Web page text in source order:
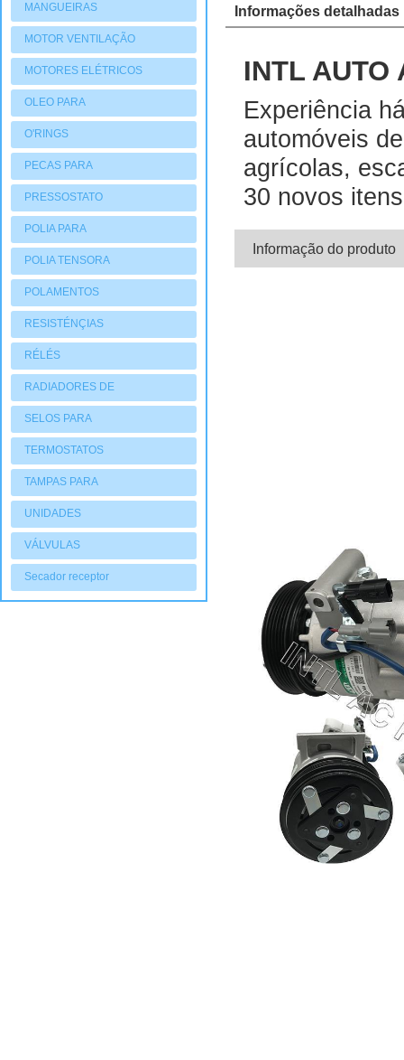
MANGUEIRAS
MOTOR VENTILAÇÃO
MOTORES ELÉTRICOS
OLEO PARA
COMPRESSORES
O'RINGS
PECAS PARA
COMPRESSORES
PRESSOSTATO
POLIA PARA
COMPRESSORES
POLIA TENSORA
POLAMENTOS
RESISTÉNÇIAS
RÉLÉS
RADIADORES DE
AQUECIMENTO
SELOS PARA
COMPRESSORES
TERMOSTATOS
TAMPAS PARA
COMPRESSORES
UNIDADES
CONDENSADORAS
VÁLVULAS
Secador receptor
Informações detalhadas
INTL AUTO
Experiência
automóveis
agrícolas,
30 novos
Informação do produto